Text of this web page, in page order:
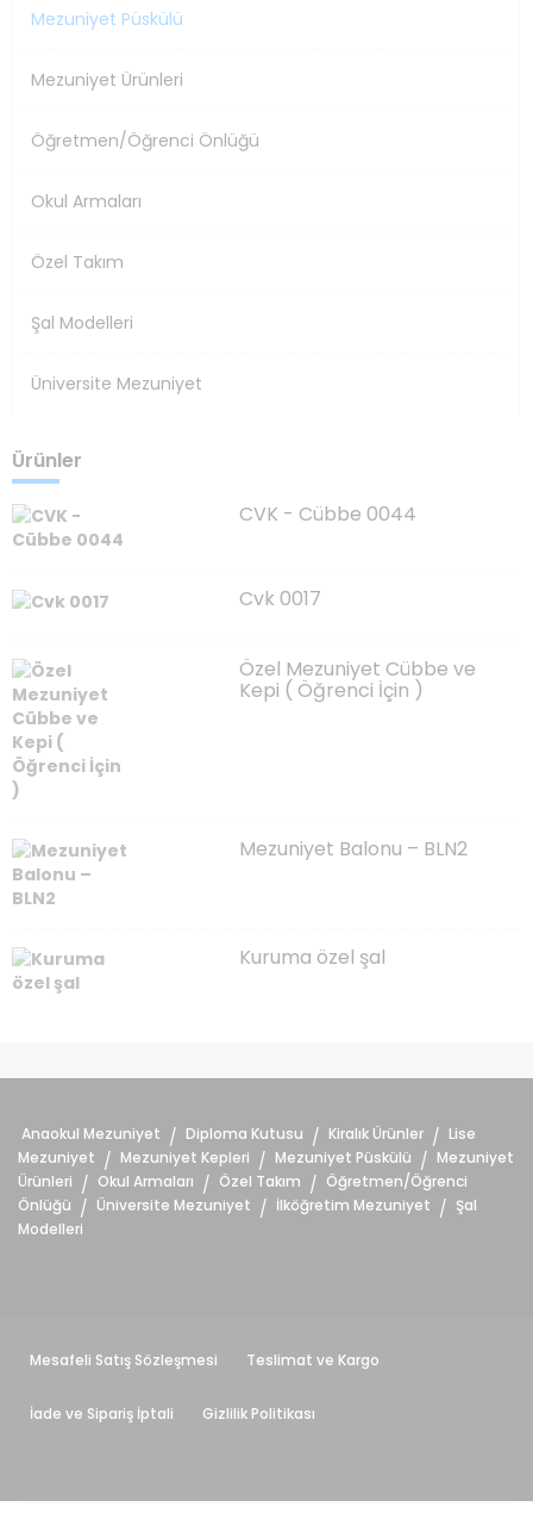
Mezuniyet Püskülü
Mezuniyet Ürünleri
Öğretmen/Öğrenci Önlüğü
Okul Armaları
Özel Takım
Şal Modelleri
Üniversite Mezuniyet
Ürünler
CVK - Cübbe 0044
Cvk 0017
Özel Mezuniyet Cübbe ve
Kepi ( Öğrenci İçin )
Mezuniyet Balonu – BLN2
Kuruma özel şal
Anaokul Mezuniyet / Diploma Kutusu / Kiralık Ürünler / Lise
Mezuniyet / Mezuniyet Kepleri / Mezuniyet Püskülü / Mezuniyet
Ürünleri / Okul Armaları / Özel Takım / Öğretmen/Öğrenci
Önlüğü / Üniversite Mezuniyet / İlköğretim Mezuniyet / Şal
Modelleri
Mesafeli Satış Sözleşmesi Teslimat ve Kargo
İade ve Sipariş İptali Gizlilik Politikası